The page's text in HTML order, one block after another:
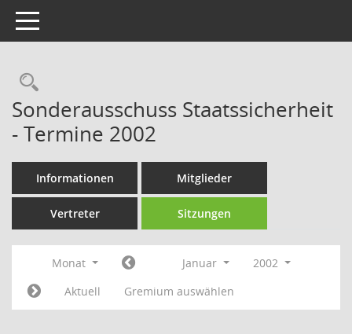
Toggle navigation
Rechercheauswahl
Sonderausschuss Staatssicherheit
- Termine 2002
Informationen Mitglieder
Vertreter Sitzungen
Monat Januar
2002
Aktuell
Gremium auswählen